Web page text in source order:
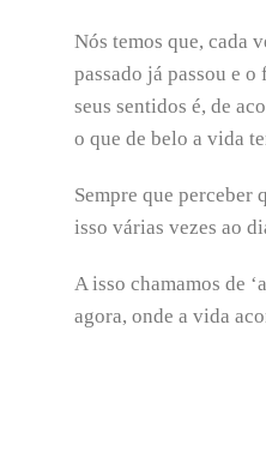
Nós temos que, cada
passado já passou e
seus sentidos é, de
o que de belo a vida
Sempre que perceber
isso várias vezes ao
A isso chamamos de
agora, onde a vida